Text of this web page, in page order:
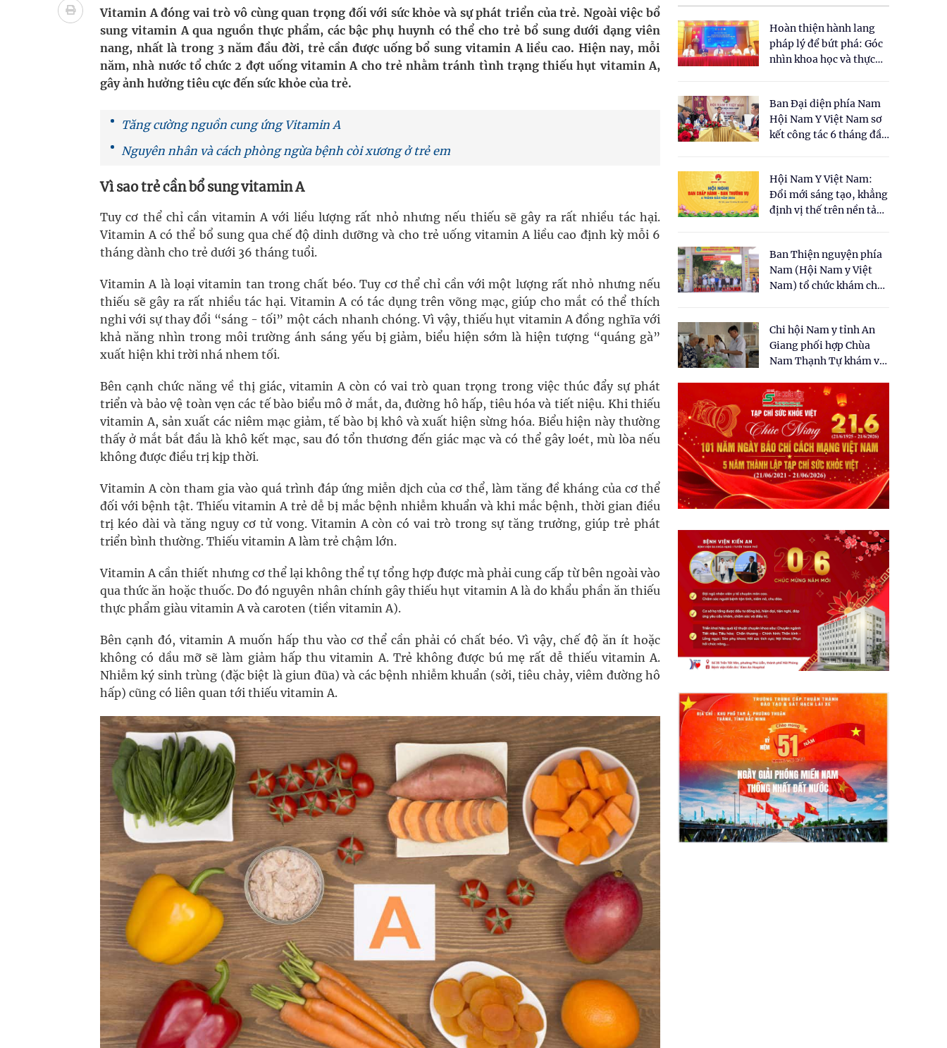
Xây dựng bản đồ mạng lưới cấp cứu ngoại viện toàn quốc
"Nền kinh tế bạc" có thể trở thành động lực tăng trưởng mới của Việt Nam
Quảng Trị: Phát huy vai trò của chính quyền địa phương hai cấp trong quản lý hoạt động nha khoa,
Tổng hợp những cách trị thâm body nách, bẹn, mông cực hiệu quả
Vitamin A đóng vai trò vô cùng quan trọng đối với sức khỏe và sự phát triển của trẻ. Ngoài việc bổ
sung vitamin A qua nguồn thực phẩm, các bậc phụ huynh có thể cho trẻ bổ sung dưới dạng viên
nang, nhất là trong 3 năm đầu đời, trẻ cần được uống bổ sung vitamin A liều cao. Hiện nay, mỗi
năm, nhà nước tổ chức 2 đợt uống vitamin A cho trẻ nhằm tránh tình trạng thiếu hụt vitamin A,
gây ảnh hưởng tiêu cực đến sức khỏe của trẻ.
Tăng cường nguồn cung ứng Vitamin A
Nguyên nhân và cách phòng ngừa bệnh còi xương ở trẻ em
Vì sao trẻ cần bổ sung vitamin A
Tuy cơ thể chỉ cần vitamin A với liều lượng rất nhỏ nhưng nếu thiếu sẽ gây ra rất nhiều tác hại.
Vitamin A có thể bổ sung qua chế độ dinh dưỡng và cho trẻ uống vitamin A liều cao định kỳ mỗi 6
tháng dành cho trẻ dưới 36 tháng tuổi.
Vitamin A là loại vitamin tan trong chất béo. Tuy cơ thể chỉ cần với một lượng rất nhỏ nhưng nếu
thiếu sẽ gây ra rất nhiều tác hại. Vitamin A có tác dụng trên võng mạc, giúp cho mắt có thể thích
nghi với sự thay đổi “sáng - tối” một cách nhanh chóng. Vì vậy, thiếu hụt vitamin A đồng nghĩa với
khả năng nhìn trong môi trường ánh sáng yếu bị giảm, biểu hiện sớm là hiện tượng “quáng gà”
xuất hiện khi trời nhá nhem tối.
Bên cạnh chức năng về thị giác, vitamin A còn có vai trò quan trọng trong việc thúc đẩy sự phát
triển và bảo vệ toàn vẹn các tế bào biểu mô ở mắt, da, đường hô hấp, tiêu hóa và tiết niệu. Khi thiếu
vitamin A, sản xuất các niêm mạc giảm, tế bào bị khô và xuất hiện sừng hóa. Biểu hiện này thường
thấy ở mắt bắt đầu là khô kết mạc, sau đó tổn thương đến giác mạc và có thể gây loét, mù lòa nếu
không được điều trị kịp thời.
Vitamin A còn tham gia vào quá trình đáp ứng miễn dịch của cơ thể, làm tăng đề kháng của cơ thể
đối với bệnh tật. Thiếu vitamin A trẻ dễ bị mắc bệnh nhiễm khuẩn và khi mắc bệnh, thời gian điều
trị kéo dài và tăng nguy cơ tử vong. Vitamin A còn có vai trò trong sự tăng trưởng, giúp trẻ phát
triển bình thường. Thiếu vitamin A làm trẻ chậm lớn.
Vitamin A cần thiết nhưng cơ thể lại không thể tự tổng hợp được mà phải cung cấp từ bên ngoài vào
qua thức ăn hoặc thuốc. Do đó nguyên nhân chính gây thiếu hụt vitamin A là do khẩu phần ăn thiếu
thực phẩm giàu vitamin A và caroten (tiền vitamin A).
Bên cạnh đó, vitamin A muốn hấp thu vào cơ thể cần phải có chất béo. Vì vậy, chế độ ăn ít hoặc
không có dầu mỡ sẽ làm giảm hấp thu vitamin A. Trẻ không được bú mẹ rất dễ thiếu vitamin A.
Nhiễm ký sinh trùng (đặc biệt là giun đũa) và các bệnh nhiễm khuẩn (sởi, tiêu chảy, viêm đường hô
hấp) cũng có liên quan tới thiếu vitamin A.
Hoàn thiện hành lang
pháp lý để bứt phá: Góc
nhìn khoa học và thực
cho Luật Y dược cổ
truyền Việt Nam"
Ban Đại diện phía Nam
Hội Nam Y Việt Nam sơ
kết công tác 6 tháng đầu
Hội Nam Y Việt Nam:
Đổi mới sáng tạo, khẳng
định vị thế trên nền tảng
Ban Thiện nguyện phía
Nam (Hội Nam y Việt
Nam) tổ chức khám chữa
dân tại xã Tân Tập
Chi hội Nam y tỉnh An
Giang phối hợp Chùa
Nam Thạnh Tự khám và
nhân dân